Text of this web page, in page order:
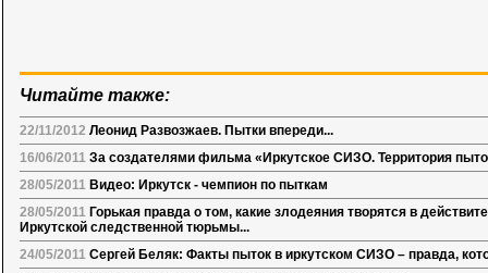
Читайте также:
22/11/2012 Леонид Развозжаев. Пытки впереди...
16/06/2011 За создателями фильма «Иркутское СИЗО. Территория
28/05/2011 Видео: Иркутск - чемпион по пыткам
28/05/2011 Горькая правда о том, какие злодеяния творятся в
Иркутской следственной тюрьмы...
24/05/2011 Сергей Беляк: Факты пыток в иркутском СИЗО – правда,